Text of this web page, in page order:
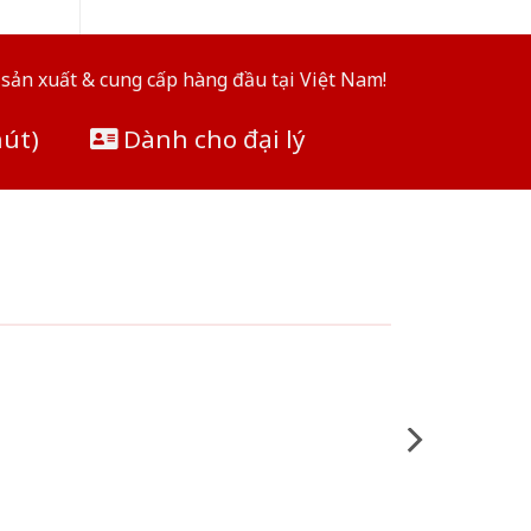
xuất & cung cấp hàng đầu tại Việt Nam!
Dành cho đại lý